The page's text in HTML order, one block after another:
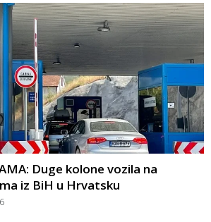
Duge kolone vozila na
iz BiH u Hrvatsku